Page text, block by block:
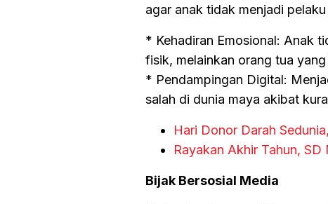
agar anak tidak menjadi
* Kehadiran Emosional: Anak
fisik, melainkan orang tua
* Pendampingan Digital:
salah di dunia maya akibat
Hari Donor Darah
Rayakan Akhir Tahun, SD
Bijak Bersosial Media